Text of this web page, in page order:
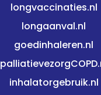
longvaccinaties.nl
longaanval.nl
goedinhaleren.nl
inhalatorgebruik.nl